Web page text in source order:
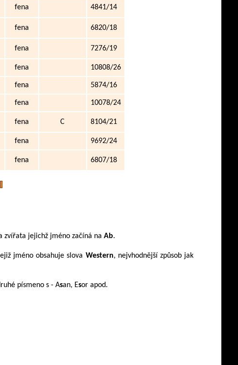
fena 4841/14
fena 6820/18
fena 7276/19
fena 10808/26
fena 5874/16
fena 10078/24
fena C 8104/21
fena 9692/24
fena 6807/18
zvířata jejichž jméno začíná na Ab.
jméno obsahuje slova Western, nejvhodnější způsob jak
písmeno s - Asan, Esor apod.